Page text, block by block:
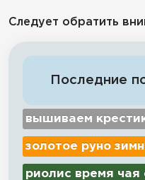
Следует обратить
Последние
вышиваем
золотое руно
риолис время